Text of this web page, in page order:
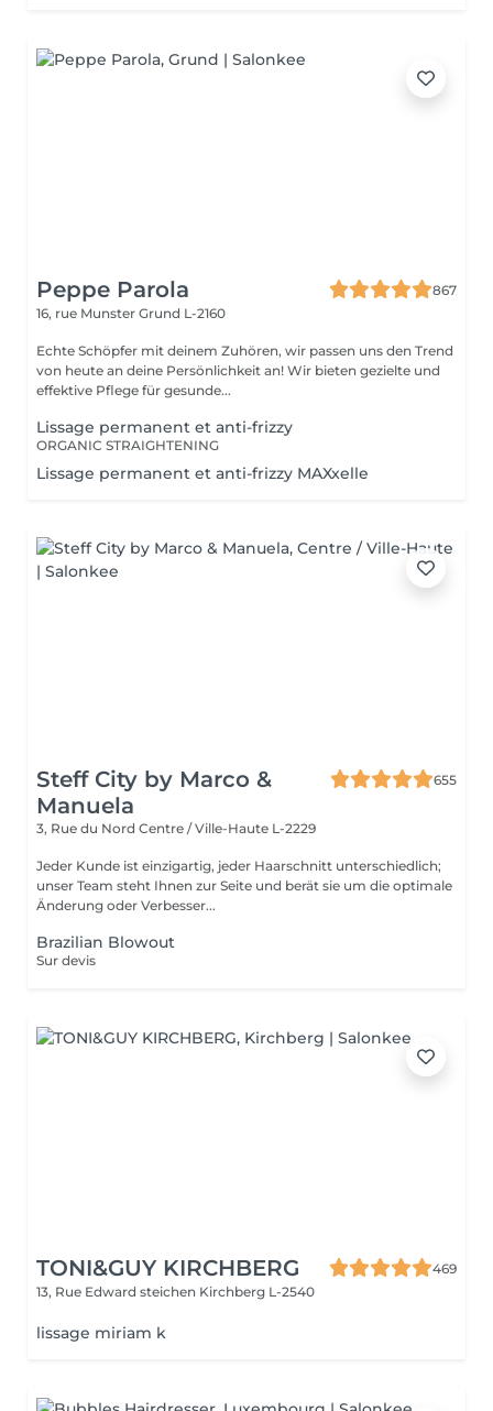
Peppe Parola
867
16, rue Munster Grund L-2160
Echte Schöpfer mit deinem Zuhören, wir passen uns den Trend
von heute an deine Persönlichkeit an! Wir bieten gezielte und
effektive Pflege für gesunde...
Lissage permanent et anti-frizzy
ORGANIC STRAIGHTENING
Lissage permanent et anti-frizzy MAXxelle
Steff City by Marco &
Manuela
655
3, Rue du Nord Centre / Ville-Haute L-2229
Jeder Kunde ist einzigartig, jeder Haarschnitt unterschiedlich;
unser Team steht Ihnen zur Seite und berät sie um die optimale
Änderung oder Verbesser...
Brazilian Blowout
Sur devis
TONI&GUY KIRCHBERG
469
13, Rue Edward steichen Kirchberg L-2540
lissage miriam k